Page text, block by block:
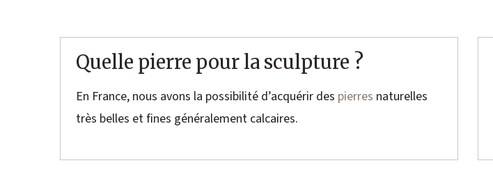
Quelle pierre pour la sculpture ?
En France, nous avons la possibilité d’acquérir des pierres naturelles
très belles et fines généralement calcaires.